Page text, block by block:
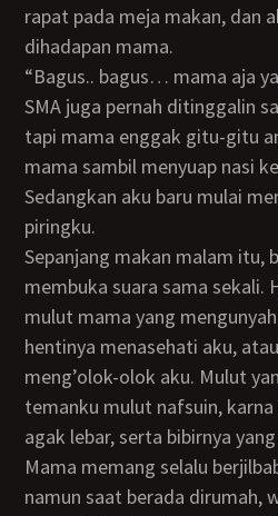
rapat pada meja makan, dan
dihadapan mama.
“Bagus.. bagus… mama aja yang cewek, dulu waktu
SMA juga pernah ditinggalin
tapi mama enggak gitu-gitu
mama sambil menyuap nasi
Sedangkan aku baru mulai
piringku.
Sepanjang makan malam itu, bahkan aku tidak
membuka suara sama sekali.
mulut mama yang
hentinya menasehati aku,
meng’olok-olok aku. Mulut
temanku mulut nafsuin,
agak lebar, serta bibirnya
Mama memang selalu berjilbab saat keluar rumah,
namun saat berada dirumah,